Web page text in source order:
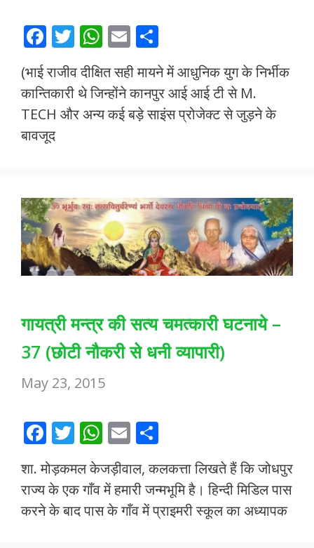
F
ac
e
b
o
o
T
w
itt
er
W
at
s
A
E
m
ai
l
h
ar
e
(भाई राजीव दीक्षित सही मायने में आधुनिक युग के निर्भीक
कान्तिकारी थे जिन्होंने कानपुर आई आई टी से M.
TECH और अन्य कई बड़े साइंस प्रोजेक्ट से जुड़ने के
बावजूद
गायत्री मन्त्र की सत्य चमत्कारी घटनाये –
37 (छोटी नौकरी से धनी व्यापारी)
May 23, 2015
F
ac
e
b
o
T
w
itt
er
W
h
at
s
A
E
ai
l
ar
e
शा. मोड़कमल केजड़ीवाल, कलकत्ता लिखते हैं कि जोधपुर
राज्य के एक गाँव में हमारी जन्मभूमि है। हिन्दी मिडिल पास
करने के बाद पास के गाँव में प्राइमरी स्कूल का अध्यापक